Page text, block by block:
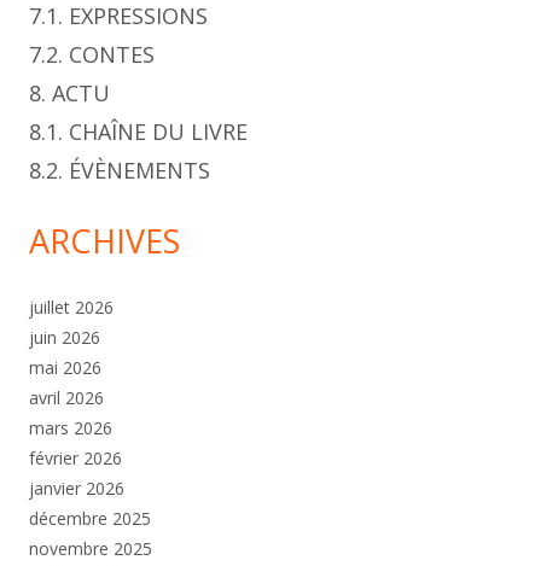
7.1. EXPRESSIONS
7.2. CONTES
8. ACTU
8.1. CHAÎNE DU LIVRE
8.2. ÉVÈNEMENTS
ARCHIVES
juillet 2026
juin 2026
mai 2026
avril 2026
mars 2026
février 2026
janvier 2026
décembre 2025
novembre 2025